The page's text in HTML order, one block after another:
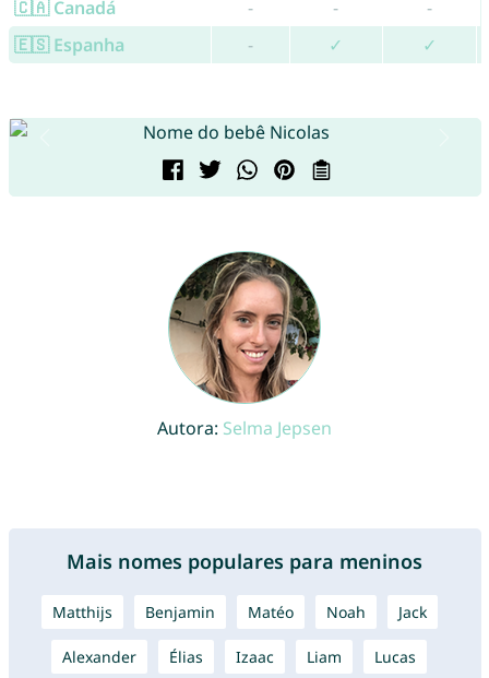
🇨🇦 Canadá
- -
-
🇪🇸 Espanha
- ✓ ✓
Autora: Selma Jepsen
Mais nomes populares para meninos
Matthijs Benjamin Matéo Noah Jack
Alexander Élias Izaac Liam Lucas